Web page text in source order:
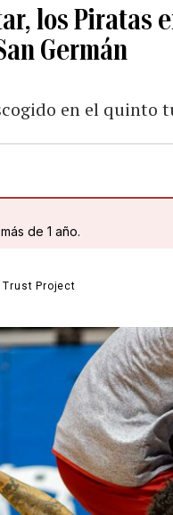
los Piratas
Germán
en el quinto
de 1 año.